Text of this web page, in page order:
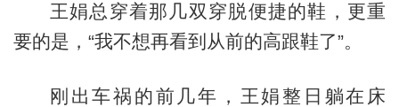
王娟总穿着那几双穿脱便捷的鞋，更重
要的是，“我不想再看到从前的高跟鞋了”。
刚出车祸的前几年，王娟整日躺在床